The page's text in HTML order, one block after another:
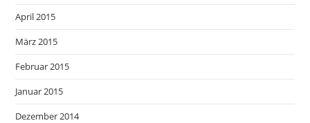
April 2015
März 2015
Februar 2015
Januar 2015
Dezember 2014